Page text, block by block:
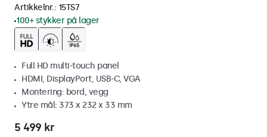
Artikkelnr.: 15TS7
100+ stykker på lager
Full HD multi-touch panel
HDMI, DisplayPort, USB-C, VGA
Montering: bord, vegg
Ytre mål: 373 x 232 x 33 mm
5 499 kr